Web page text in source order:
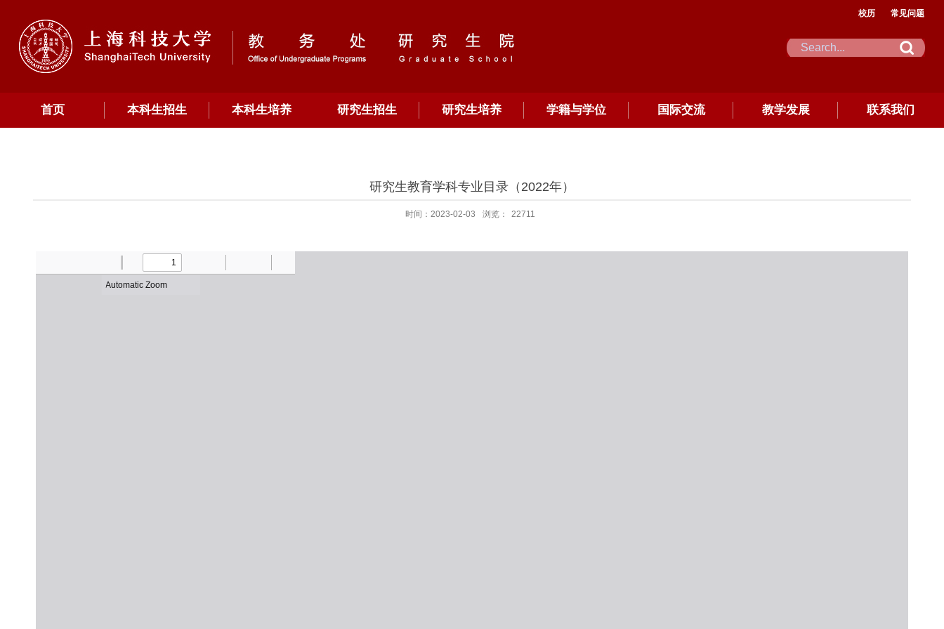
校历 常见问题
首页 本科生招生 本科生培养 研究生招生 研究生培养 学籍与学位 国际交流 教学发展 联系我们
研究生教育学科专业目录（2022年）
时间：2023-02-03 浏览： 22711